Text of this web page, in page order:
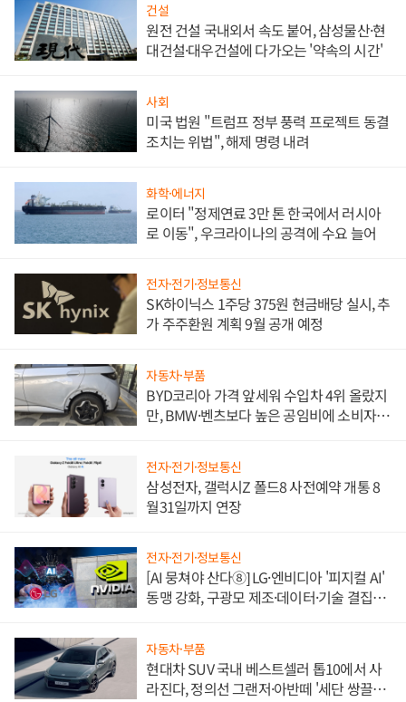
건설
원전 건설 국내외서 속도 붙어, 삼성물산·현
대건설·대우건설에 다가오는 '약속의 시간'
사회
미국 법원 "트럼프 정부 풍력 프로젝트 동결
조치는 위법", 해제 명령 내려
화학·에너지
로이터 "정제연료 3만 톤 한국에서 러시아
로 이동", 우크라이나의 공격에 수요 늘어
전자·전기·정보통신
SK하이닉스 1주당 375원 현금배당 실시, 추
가 주주환원 계획 9월 공개 예정
자동차·부품
BYD코리아 가격 앞세워 수입차 4위 올랐지
만, BMW·벤츠보다 높은 공임비에 소비자
전자·전기·정보통신
삼성전자, 갤럭시Z 폴드8 사전예약 개통 8
월31일까지 연장
전자·전기·정보통신
[AI 뭉쳐야 산다⑧] LG·엔비디아 '피지컬 AI'
동맹 강화, 구광모 제조·데이터·기술 결집
자동차·부품
현대차 SUV 국내 베스트셀러 톱10에서 사
라진다, 정의선 그랜저·아반떼 '세단 쌍끌